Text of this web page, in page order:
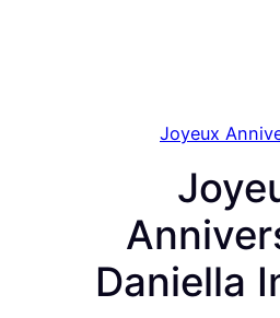
Joyeux
Daniella